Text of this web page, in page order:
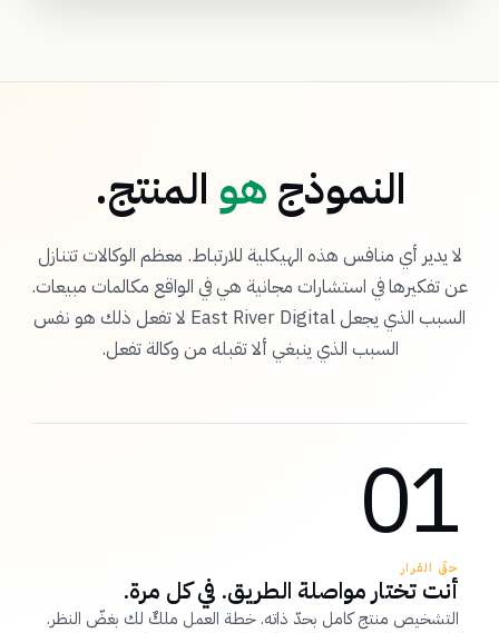
النموذجهو المنتج.
لا يدير أي منافس هذه الهيكلية للارتباط. معظم الوكالات تتنازل
عن تفكيرها في استشارات مجانية هي في الواقع مكالمات مبيعات.
السبب الذي يجعل East River Digital لا تفعل ذلك هو نفس
السبب الذي ينبغي ألا تقبله من وكالة تفعل.
01
حقّ القرار
أنت تختار مواصلة الطريق. في كل مرة.
التشخيص منتج كامل بحدّ ذاته. خطة العمل ملكٌ لك بغضّ النظر.